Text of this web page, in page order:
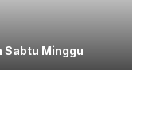
Sabtu Minggu